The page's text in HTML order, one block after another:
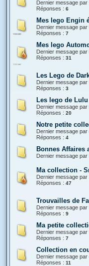
Dernier message par
Réponses : 6
Mes lego Engin
Dernier message par
Réponses : 7
Mes lego
Dernier message par
Réponses : 31
Les Lego de
Dernier message par
Réponses : 3
Les lego de Lulu
Dernier message par
Réponses : 20
Notre petite
Dernier message par
Réponses : 4
Bonnes Affaires
Dernier message par
Ma collection -
Dernier message par
Réponses : 47
Trouvailles de
Dernier message par
Réponses : 9
Ma petite
Dernier message par
Réponses : 7
Collection en
Dernier message par
Réponses : 11